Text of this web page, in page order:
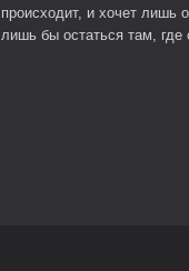
происходит, и хочет лишь
лишь бы остаться там, где